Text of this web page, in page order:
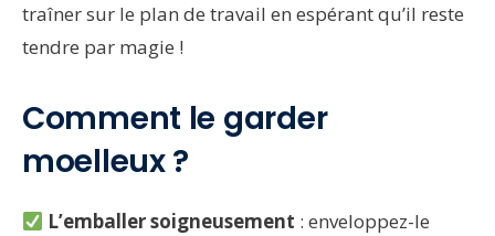
traîner sur le plan de travail en espérant qu’il reste
tendre par magie !
Comment le garder
moelleux ?
L’emballer soigneusement : enveloppez-le